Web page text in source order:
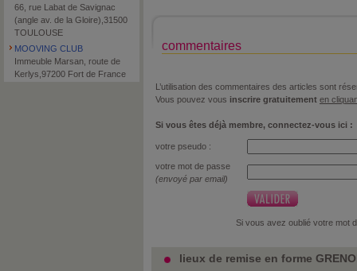
66, rue Labat de Savignac
(angle av. de la Gloire),31500
TOULOUSE
MOOVING CLUB
Immeuble Marsan, route de
Kerlys,97200 Fort de France
commentaires
L’utilisation des commentaires des articles sont
Vous pouvez vous inscrire gratuitement en
Si vous êtes déjà membre, connectez-vous ici :
votre pseudo :
votre mot de passe
(envoyé par email)
Si vous avez oublié votre mot
lieux de remise en forme